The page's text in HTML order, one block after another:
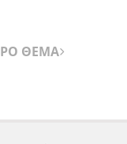
ΘΕΜΑ